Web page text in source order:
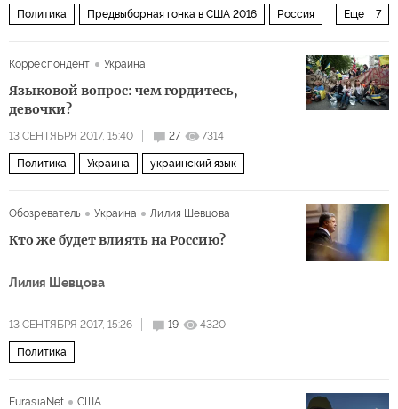
Еще 7
Политика Предвыборная гонка в США 2016 Россия
Хиллари Клинтон о выборах 2016: «Что случилось»
Корреспондент Украина
Языковой вопрос: чем гордитесь,
девочки?
13 СЕНТЯБРЯ 2017, 15:40 27 7314
Политика Украина украинский язык
Обозреватель Украина Лилия Шевцова
Кто же будет влиять на Россию?
Лилия Шевцова
13 СЕНТЯБРЯ 2017, 15:26 19 4320
Политика
EurasiaNet США